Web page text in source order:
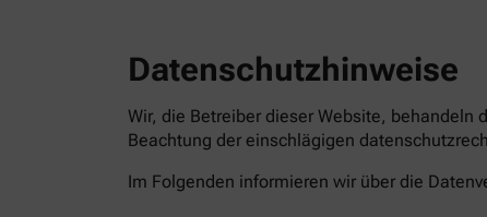
Datenschutzhinweise
Wir, die Betreiber dieser Website, behandeln
Beachtung der einschlägigen
Im Folgenden informieren wir über die